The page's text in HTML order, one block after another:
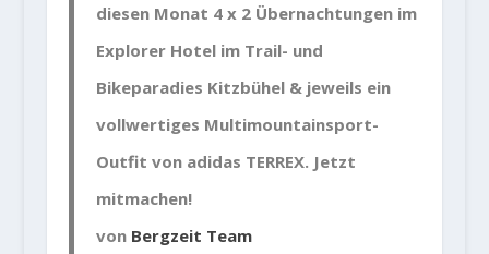
diesen Monat 4 x 2 Übernachtungen im
Explorer Hotel im Trail- und
Bikeparadies Kitzbühel & jeweils ein
vollwertiges Multimountainsport-
Outfit von adidas TERREX. Jetzt
mitmachen!
von Bergzeit Team